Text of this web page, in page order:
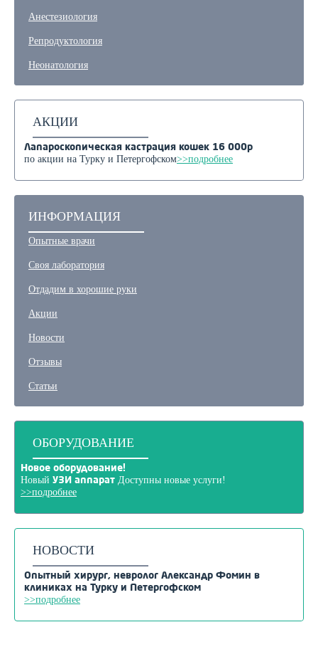
Анестезиология
Репродуктология
Неонатология
АКЦИИ
Лапароскопическая кастрация кошек 16 000р
по акции на Турку и Петергофском>>подробнее
ИНФОРМАЦИЯ
Опытные врачи
Своя лаборатория
Отдадим в хорошие руки
Акции
Новости
Отзывы
Статьи
ОБОРУДОВАНИЕ
Новое оборудование!
Новый УЗИ аппарат Доступны новые услуги!
>>подробнее
НОВОСТИ
Опытный хирург, невролог Александр Фомин в
клиниках на Турку и Петергофском
>>подробнее